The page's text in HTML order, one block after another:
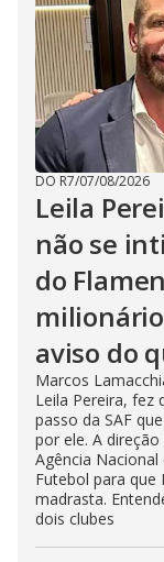
DO R7/07/08/2026
Leila
não se
do
milionário
aviso do
Marcos
Leila Pereira, fez
passo da SAF
por ele. A
Agência
Futebol para que
madrasta.
dois clubes